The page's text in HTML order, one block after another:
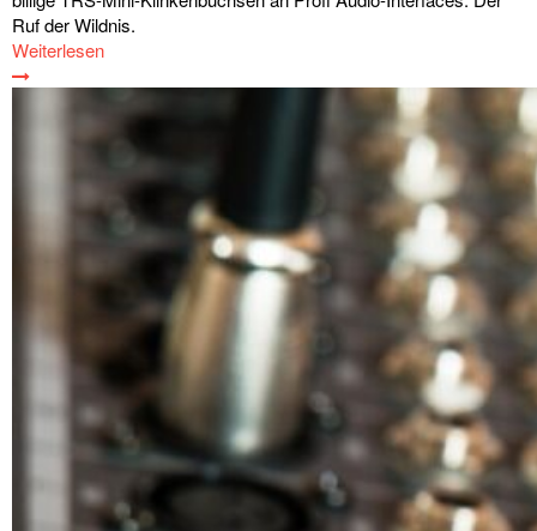
Ruf der Wildnis.
Weiterlesen